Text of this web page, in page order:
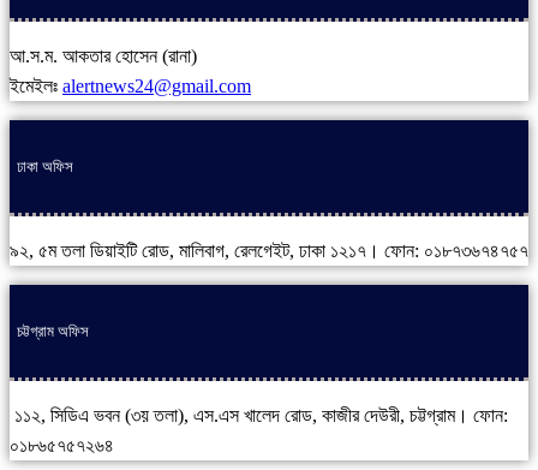
আ.স.ম. আকতার হোসেন (রানা)
ইমেইলঃ alertnews24@gmail.com
ঢাকা অফিস
৯২, ৫ম তলা ডিয়াইটি রোড, মালিবাগ, রেলগেইট, ঢাকা ১২১৭। ফোন: ০১৮৭৩৬৭৪৭৫৭
চট্টগ্রাম অফিস
১১২, সিডিএ ভবন (৩য় তলা), এস.এস খালেদ রোড, কাজীর দেউরী, চট্টগ্রাম। ফোন:
০১৮৬৫৭৫৭২৬৪